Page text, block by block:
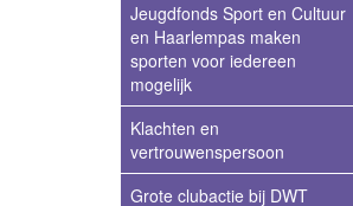
Jeugdfonds Sport en Cultuur
en Haarlempas maken
sporten voor iedereen
mogelijk
Klachten en
vertrouwenspersoon
Grote clubactie bij DWT